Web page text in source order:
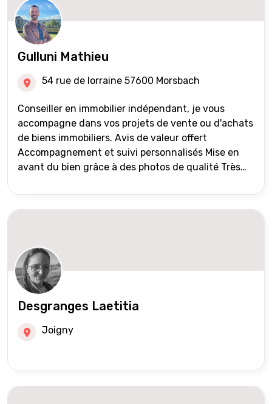
Gulluni Mathieu
54 rue de lorraine 57600 Morsbach
Conseiller en immobilier indépendant, je vous
accompagne dans vos projets de vente ou d'achats
de biens immobiliers. Avis de valeur offert
Accompagnement et suivi personnalisés Mise en
avant du bien grâce à des photos de qualité Très
international) Validation du financement des
acquéreurs auprès de partenaires financiers
réseau Iad France et Iad Deutschland Inter agence
Desgranges Laetitia
Joigny